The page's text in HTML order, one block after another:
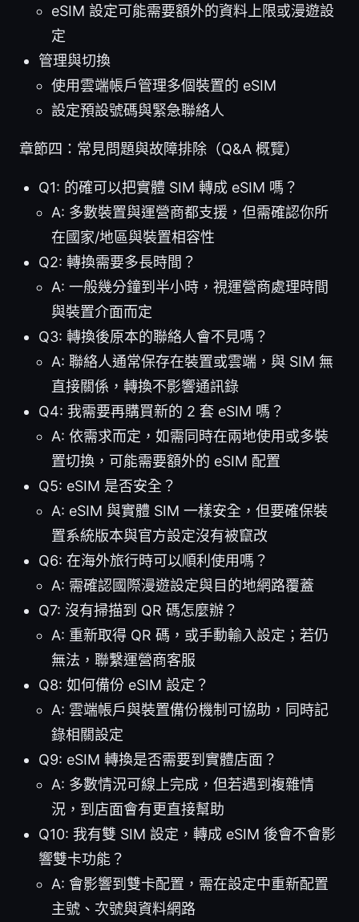
eSIM 設定可能需要額外的資料上限或漫遊設
定
管理與切換
使用雲端帳戶管理多個裝置的 eSIM
設定預設號碼與緊急聯絡人
章節四：常見問題與故障排除（Q&A 概覽）
Q1: 的確可以把實體 SIM 轉成 eSIM 嗎？
A: 多數裝置與運營商都支援，但需確認你所
在國家/地區與裝置相容性
Q2: 轉換需要多長時間？
A: 一般幾分鐘到半小時，視運營商處理時間
與裝置介面而定
Q3: 轉換後原本的聯絡人會不見嗎？
A: 聯絡人通常保存在裝置或雲端，與 SIM 無
直接關係，轉換不影響通訊錄
Q4: 我需要再購買新的 2 套 eSIM 嗎？
A: 依需求而定，如需同時在兩地使用或多裝
置切換，可能需要額外的 eSIM 配置
Q5: eSIM 是否安全？
A: eSIM 與實體 SIM 一樣安全，但要確保裝
置系統版本與官方設定沒有被竄改
Q6: 在海外旅行時可以順利使用嗎？
A: 需確認國際漫遊設定與目的地網路覆蓋
Q7: 沒有掃描到 QR 碼怎麼辦？
A: 重新取得 QR 碼，或手動輸入設定；若仍
無法，聯繫運營商客服
Q8: 如何備份 eSIM 設定？
A: 雲端帳戶與裝置備份機制可協助，同時記
錄相關設定
Q9: eSIM 轉換是否需要到實體店面？
A: 多數情況可線上完成，但若遇到複雜情
況，到店面會有更直接幫助
Q10: 我有雙 SIM 設定，轉成 eSIM 後會不會影
響雙卡功能？
A: 會影響到雙卡配置，需在設定中重新配置
主號、次號與資料網路